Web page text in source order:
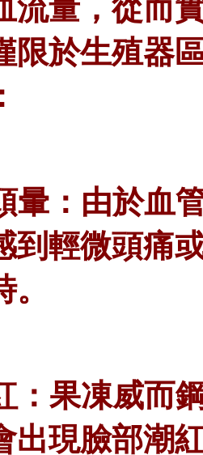
流量，從而
限於生殖器
暈：由於血
到輕微頭痛
：果凍威而
出現臉部潮